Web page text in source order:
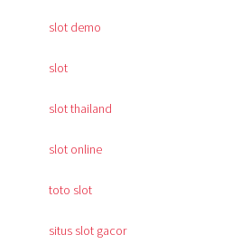
slot demo
slot
slot thailand
slot online
toto slot
situs slot gacor